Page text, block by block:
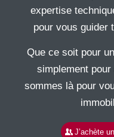
expertise
pour vous guider
Que ce soit pour
simplement
sommes là pour
J’achète